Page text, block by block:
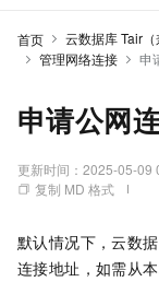
首页 云数据库 Tair（
管理网络连接
申
申请公网
更新时间： 2025-05-09
复制 MD 格式
默认情况下，云数
连接地址，如需从